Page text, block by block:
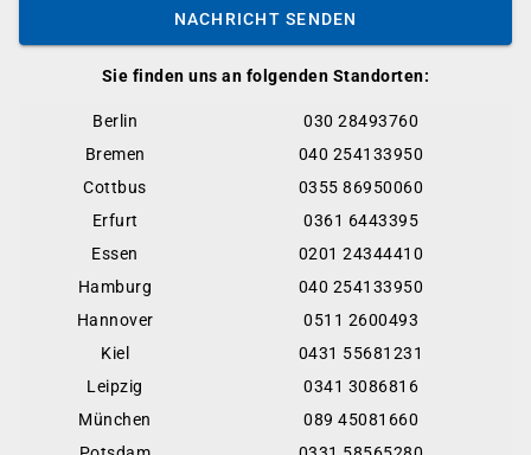
Sie finden uns an folgenden Standorten:
Berlin
030 28493760
Bremen
040 254133950
Cottbus
0355 86950060
Erfurt
0361 6443395
Essen
0201 24344410
Hamburg
040 254133950
Hannover
0511 2600493
Kiel
0431 55681231
Leipzig
0341 3086816
München
089 45081660
NACHRICHT SENDEN